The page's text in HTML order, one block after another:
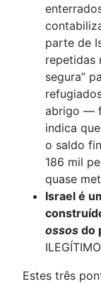
parte de
repetidas
segura”
abrigo —
indica
o saldo
186 mil
quase
Israel é
ossos do
Estes três